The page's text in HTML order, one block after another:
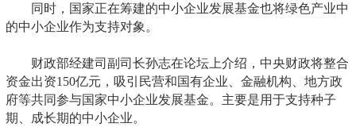
同时，国家正在筹建的中小企业发展基金也将绿色产业中
的中小企业作为支持对象。
财政部经建司副司长孙志在论坛上介绍，中央财政将整合
资金出资150亿元，吸引民营和国有企业、金融机构、地方政
府等共同参与国家中小企业发展基金。主要是用于支持种子
期、成长期的中小企业。